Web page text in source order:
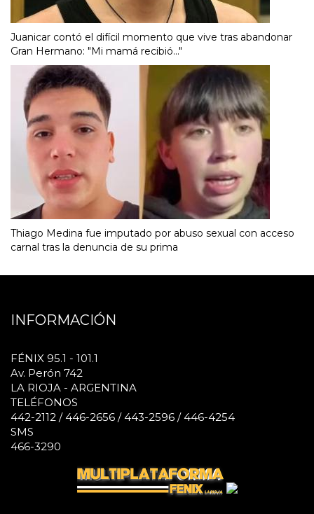
Juanicar contó el difícil momento que vive tras abandonar
Gran Hermano: "Mi mamá recibió..."
Thiago Medina fue imputado por abuso sexual con acceso
carnal tras la denuncia de su prima
INFORMACIÓN
FÉNIX 95.1 - 101.1
Av. Perón 742
LA RIOJA - ARGENTINA
TELÉFONOS
442-2112 / 446-2656 / 443-2596 / 446-4254
SMS
466-3290